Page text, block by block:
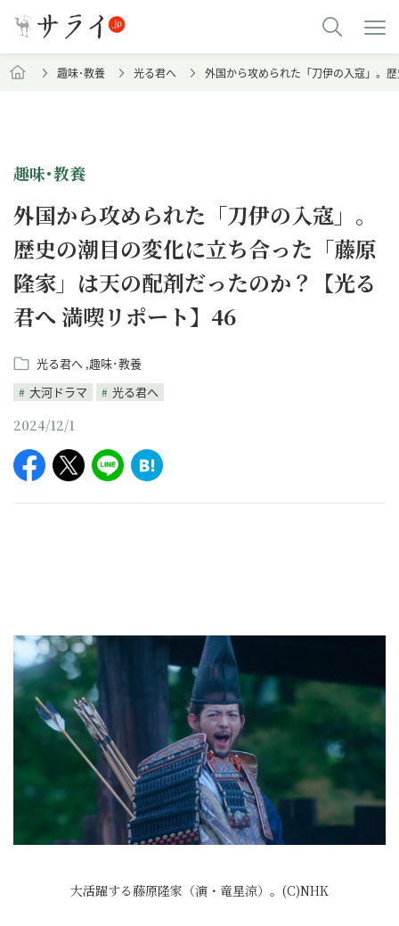
趣味･教養 光る君へ 外国から攻められた「刀伊の入寇」。
趣味･教養
外国から攻められた「刀伊の入寇」。
歴史の潮目の変化に立ち合った「藤原
隆家」は天の配剤だったのか？【光る
君へ 満喫リポート】46
光る君へ 趣味･教養
大河ドラマ
光る君へ
2024/12/1
大活躍する藤原隆家（演・竜星涼）。(C)NHK